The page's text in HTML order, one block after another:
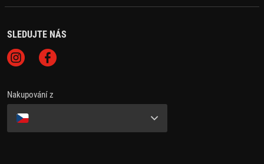
SLEDUJTE NÁS
Nakupování z